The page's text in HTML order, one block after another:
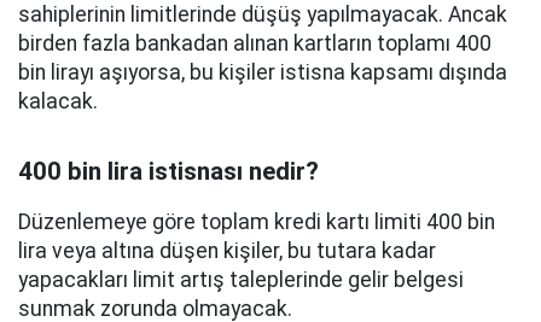
sahiplerinin limitlerinde düşüş yapılmayacak. Ancak
birden fazla bankadan alınan kartların toplamı 400
bin lirayı aşıyorsa, bu kişiler istisna kapsamı dışında
kalacak.
400 bin lira istisnası nedir?
Düzenlemeye göre toplam kredi kartı limiti 400 bin
lira veya altına düşen kişiler, bu tutara kadar
yapacakları limit artış taleplerinde gelir belgesi
sunmak zorunda olmayacak.